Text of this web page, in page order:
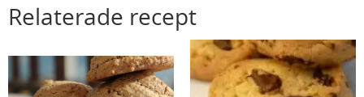
Relaterade recept